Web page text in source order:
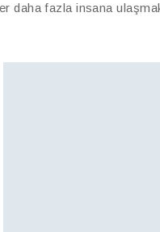
daha fazla insana